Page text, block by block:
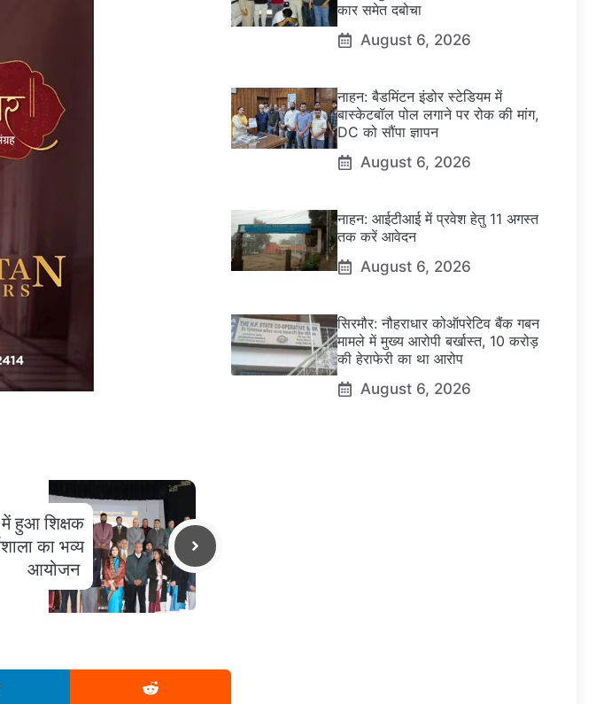
हुआ शिक्षक
का भव्य
आयोजन
कार समेत दबोचा
August 6, 2026
नाहन: बैडमिंटन इंडोर स्टेडियम में
बास्केटबॉल पोल लगाने पर रोक की मांग,
DC को सौंपा ज्ञापन
August 6, 2026
नाहन: आईटीआई में प्रवेश हेतु 11 अगस्त
तक करें आवेदन
August 6, 2026
सिरमौर: नौहराधार कोऑपरेटिव बैंक गबन
मामले में मुख्य आरोपी बर्खास्त, 10 करोड़
की हेराफेरी का था आरोप
August 6, 2026